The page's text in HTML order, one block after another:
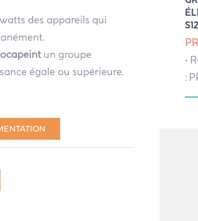
des appareils qui
un groupe
égale ou supérieure.
•
: